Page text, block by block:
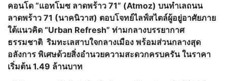
คอนโด “แอทโมซ ลาดพร้าว 71” (Atmoz) บนทำเลถนน
ลาดพร้าว 71 (นาคนิวาส) ตอบโจทย์ไลฟ์สไตล์ผู้อยู่อาศัยภาย
ใต้แนวคิด “Urban Refresh” ท่ามกลางบรรยากาศ
ธรรมชาติ ริมทะเลสาบใจกลางเมือง พร้อมส่วนกลางสุด
อลังการ พิเศษด้วยสิ่งอำนวยความสะดวกครบครัน ในราคา
เริ่มต้น 1.49 ล้านบาท